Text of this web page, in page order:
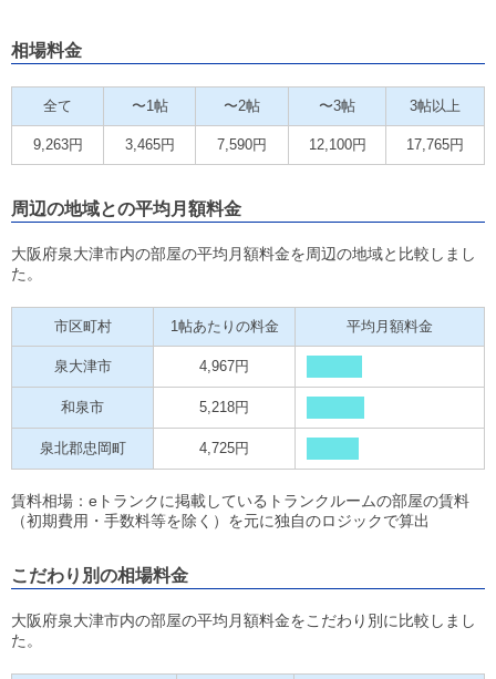
相場料金
全て 〜1帖 〜2帖 〜3帖 3帖以上
9,263円 3,465円 7,590円 12,100円 17,765円
周辺の地域との平均月額料金
大阪府泉大津市内の部屋の平均月額料金を周辺の地域と比較しまし
た。
市区町村 1帖あたりの料金 平均月額料金
泉大津市 4,967円
和泉市 5,218円
泉北郡忠岡町 4,725円
賃料相場：eトランクに掲載しているトランクルームの部屋の賃料
（初期費用・手数料等を除く）を元に独自のロジックで算出
こだわり別の相場料金
大阪府泉大津市内の部屋の平均月額料金をこだわり別に比較しまし
た。